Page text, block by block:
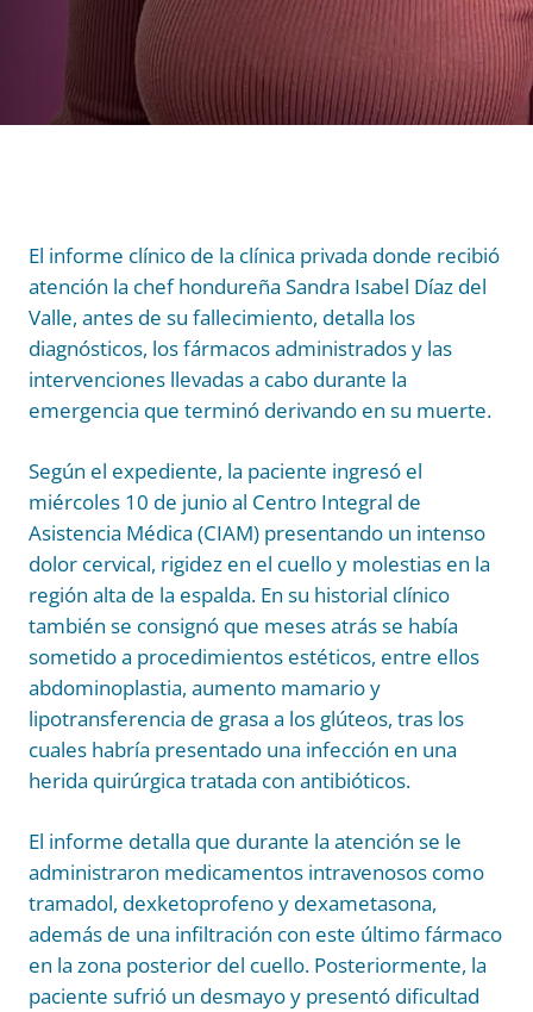
El informe clínico de la clínica privada donde recibió
atención la chef hondureña Sandra Isabel Díaz del
Valle, antes de su fallecimiento, detalla los
diagnósticos, los fármacos administrados y las
intervenciones llevadas a cabo durante la
emergencia que terminó derivando en su muerte.
Según el expediente, la paciente ingresó el
miércoles 10 de junio al Centro Integral de
Asistencia Médica (CIAM) presentando un intenso
dolor cervical, rigidez en el cuello y molestias en la
región alta de la espalda. En su historial clínico
también se consignó que meses atrás se había
sometido a procedimientos estéticos, entre ellos
abdominoplastia, aumento mamario y
lipotransferencia de grasa a los glúteos, tras los
cuales habría presentado una infección en una
herida quirúrgica tratada con antibióticos.
El informe detalla que durante la atención se le
administraron medicamentos intravenosos como
tramadol, dexketoprofeno y dexametasona,
además de una infiltración con este último fármaco
en la zona posterior del cuello. Posteriormente, la
paciente sufrió un desmayo y presentó dificultad